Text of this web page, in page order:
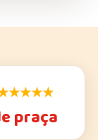
praça